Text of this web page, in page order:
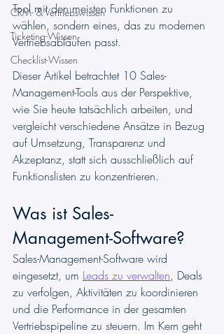
CRM- & Vertriebswissen
Ticketing-Wissen
Checklist-Wissen
Tool mit den meisten Funktionen zu
wählen, sondern eines, das zu modernen
Vertriebsabläufen passt.
Dieser Artikel betrachtet 10 Sales-
Management-Tools aus der Perspektive,
wie Sie heute tatsächlich arbeiten, und
vergleicht verschiedene Ansätze in Bezug
auf Umsetzung, Transparenz und
Akzeptanz, statt sich ausschließlich auf
Funktionslisten zu konzentrieren.
Was ist Sales-
Management-Software?
Sales-Management-Software wird
eingesetzt, um Leads zu verwalten, Deals
zu verfolgen, Aktivitäten zu koordinieren
und die Performance in der gesamten
Vertriebspipeline zu steuern. Im Kern geht